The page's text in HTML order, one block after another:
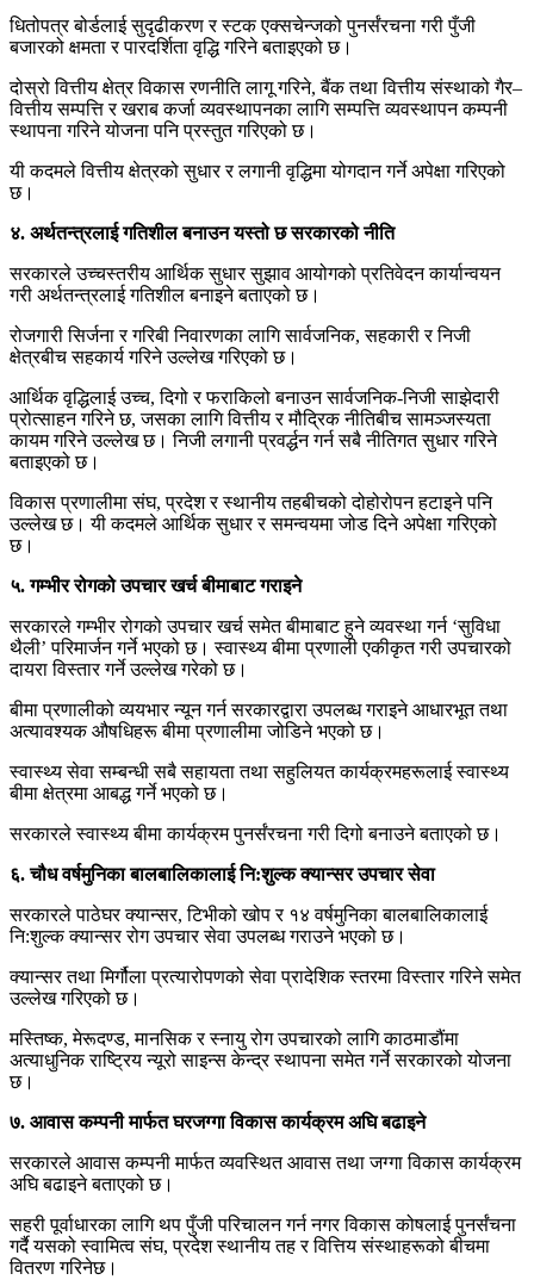
धितोपत्र बोर्डलाई सुदृढीकरण र स्टक एक्सचेन्जको पुनर्संरचना गरी पुँजी
बजारको क्षमता र पारदर्शिता वृद्धि गरिने बताइएको छ।
दोस्रो वित्तीय क्षेत्र विकास रणनीति लागू गरिने, बैंक तथा वित्तीय संस्थाको गैर–
वित्तीय सम्पत्ति र खराब कर्जा व्यवस्थापनका लागि सम्पत्ति व्यवस्थापन कम्पनी
स्थापना गरिने योजना पनि प्रस्तुत गरिएको छ।
यी कदमले वित्तीय क्षेत्रको सुधार र लगानी वृद्धिमा योगदान गर्ने अपेक्षा गरिएको
छ।
४. अर्थतन्त्रलाई गतिशील बनाउन यस्तो छ सरकारको नीति
सरकारले उच्चस्तरीय आर्थिक सुधार सुझाव आयोगको प्रतिवेदन कार्यान्वयन
गरी अर्थतन्त्रलाई गतिशील बनाइने बताएको छ।
रोजगारी सिर्जना र गरिबी निवारणका लागि सार्वजनिक, सहकारी र निजी
क्षेत्रबीच सहकार्य गरिने उल्लेख गरिएको छ।
आर्थिक वृद्धिलाई उच्च, दिगो र फराकिलो बनाउन सार्वजनिक-निजी साझेदारी
प्रोत्साहन गरिने छ, जसका लागि वित्तीय र मौद्रिक नीतिबीच सामञ्जस्यता
कायम गरिने उल्लेख छ। निजी लगानी प्रवर्द्धन गर्न सबै नीतिगत सुधार गरिने
बताइएको छ।
विकास प्रणालीमा संघ, प्रदेश र स्थानीय तहबीचको दोहोरोपन हटाइने पनि
उल्लेख छ। यी कदमले आर्थिक सुधार र समन्वयमा जोड दिने अपेक्षा गरिएको
छ।
५. गम्भीर रोगको उपचार खर्च बीमाबाट गराइने
सरकारले गम्भीर रोगको उपचार खर्च समेत बीमाबाट हुने व्यवस्था गर्न ‘सुविधा
थैली’ परिमार्जन गर्ने भएको छ। स्वास्थ्य बीमा प्रणाली एकीकृत गरी उपचारको
दायरा विस्तार गर्ने उल्लेख गरेको छ।
बीमा प्रणालीको व्ययभार न्यून गर्न सरकारद्वारा उपलब्ध गराइने आधारभूत तथा
अत्यावश्यक औषधिहरू बीमा प्रणालीमा जोडिने भएको छ।
स्वास्थ्य सेवा सम्बन्धी सबै सहायता तथा सहुलियत कार्यक्रमहरूलाई स्वास्थ्य
बीमा क्षेत्रमा आबद्ध गर्ने भएको छ।
सरकारले स्वास्थ्य बीमा कार्यक्रम पुनर्संरचना गरी दिगो बनाउने बताएको छ।
६. चौध वर्षमुनिका बालबालिकालाई नि:शुल्क क्यान्सर उपचार सेवा
सरकारले पाठेघर क्यान्सर, टिभीको खोप र १४ वर्षमुनिका बालबालिकालाई
नि:शुल्क क्यान्सर रोग उपचार सेवा उपलब्ध गराउने भएको छ।
क्यान्सर तथा मिर्गौला प्रत्यारोपणको सेवा प्रादेशिक स्तरमा विस्तार गरिने समेत
उल्लेख गरिएको छ।
मस्तिष्क, मेरूदण्ड, मानसिक र स्नायु रोग उपचारको लागि काठमाडौंमा
अत्याधुनिक राष्ट्रिय न्यूरो साइन्स केन्द्र स्थापना समेत गर्ने सरकारको योजना
छ।
७. आवास कम्पनी मार्फत घरजग्गा विकास कार्यक्रम अघि बढाइने
सरकारले आवास कम्पनी मार्फत व्यवस्थित आवास तथा जग्गा विकास कार्यक्रम
अघि बढाइने बताएको छ।
सहरी पूर्वाधारका लागि थप पुँजी परिचालन गर्न नगर विकास कोषलाई पुनर्संचना
गर्दै यसको स्वामित्व संघ, प्रदेश स्थानीय तह र वित्तिय संस्थाहरूको बीचमा
वितरण गरिनेछ।